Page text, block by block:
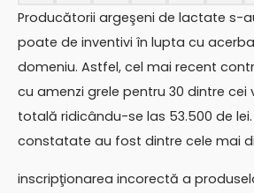
Producătorii argeşeni de lactate s-
poate de inventivi în lupta cu
domeniu. Astfel, cel mai recent
cu amenzi grele pentru 30 dintre cei
totală ridicându-se las 53.500 de
constatate au fost dintre cele mai
inscripţionarea incorectă a